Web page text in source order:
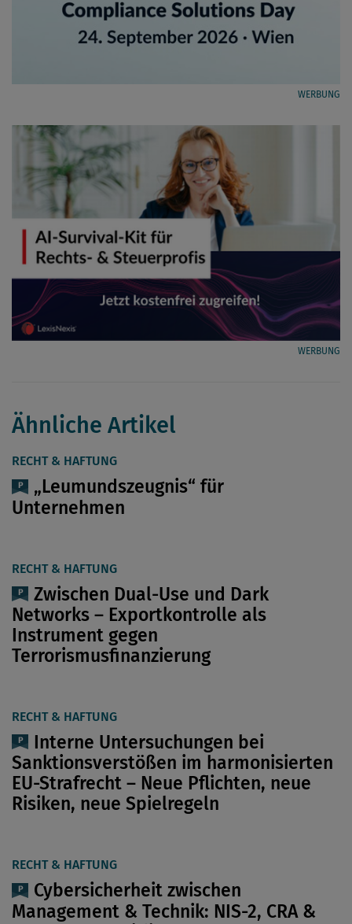
WERBUNG
WERBUNG
Ähnliche Artikel
RECHT & HAFTUNG
„Leumundszeugnis“ für
Unternehmen
RECHT & HAFTUNG
Zwischen Dual-Use und Dark
Networks – Exportkontrolle als
Instrument gegen
Terrorismusfinanzierung
RECHT & HAFTUNG
Interne Untersuchungen bei
Sanktionsverstößen im harmonisierten
EU-Strafrecht – Neue ­Pflichten, neue
Risiken, neue Spielregeln
RECHT & HAFTUNG
Cybersicherheit zwischen
Management & Technik: NIS-2, CRA &